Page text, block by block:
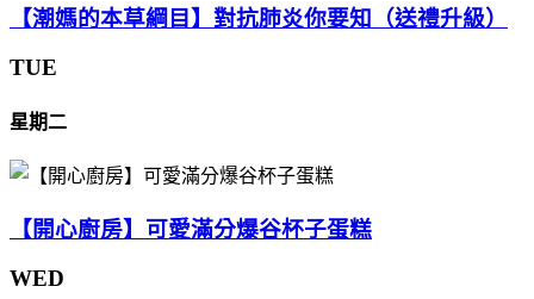
【潮媽的本草綱目】對抗肺炎你要知（送禮升級）
TUE
星期二
【開心廚房】可愛滿分爆谷杯子蛋糕
WED